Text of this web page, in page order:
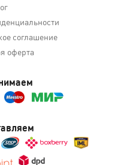
соглашение
оферта